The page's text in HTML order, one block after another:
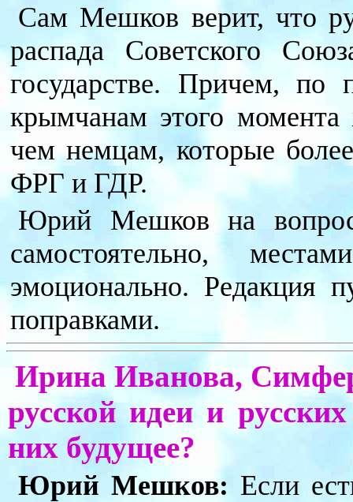
Сам Мешков верит, что
распада Советского
государстве. Причем, по
крымчанам этого момента
чем немцам, которые
ФРГ и ГДР.
Юрий Мешков на
самостоятельно,
эмоционально. Редакция
поправками.
Ирина Иванова,
русской идеи и
них будущее?
Юрий Мешков: Если